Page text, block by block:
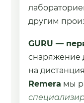
другим
GURU —
снаряжение
на
Remera мы